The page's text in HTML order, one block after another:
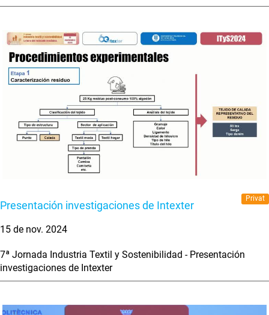
Presentación investigaciones de Intexter
Privat
15 de nov. 2024
7ª Jornada Industria Textil y Sostenibilidad - Presentación
investigaciones de Intexter